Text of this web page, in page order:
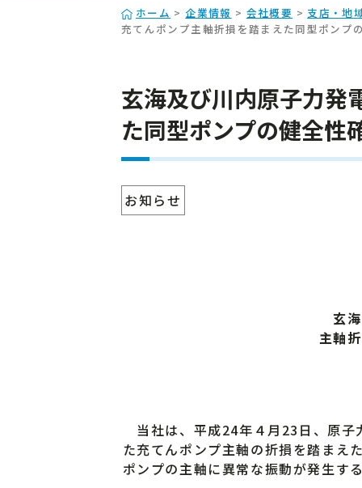
ホーム > 企業情報 > 会社概要 > 支店・地
充てんポンプ主軸折損を踏まえた同型ポンプ
玄海及び川内原子力発
た同型ポンプの健全性
お知らせ
玄
主軸
当社は、平成24年４月23日、原子
た充てんポンプ主軸の折損を踏まえ
ポンプの主軸に異常な振動が発生す